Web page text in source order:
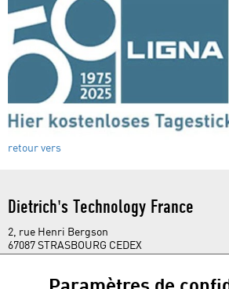
Contact
retour vers
Dietrich's Technology France
2, rue Henri Bergson
67087 STRASBOURG CEDEX
dietrichs.com
Paramètres de